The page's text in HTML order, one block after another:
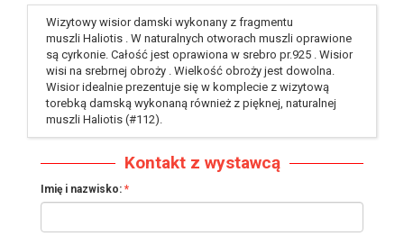
Wizytowy wisior damski wykonany z fragmentu
muszli Haliotis . W naturalnych otworach muszli oprawione
są cyrkonie. Całość jest oprawiona w srebro pr.925 . Wisior
wisi na srebrnej obroży . Wielkość obroży jest dowolna.
Wisior idealnie prezentuje się w komplecie z wizytową
torebką damską wykonaną również z pięknej, naturalnej
muszli Haliotis (#112).
Kontakt z wystawcą
Imię i nazwisko: